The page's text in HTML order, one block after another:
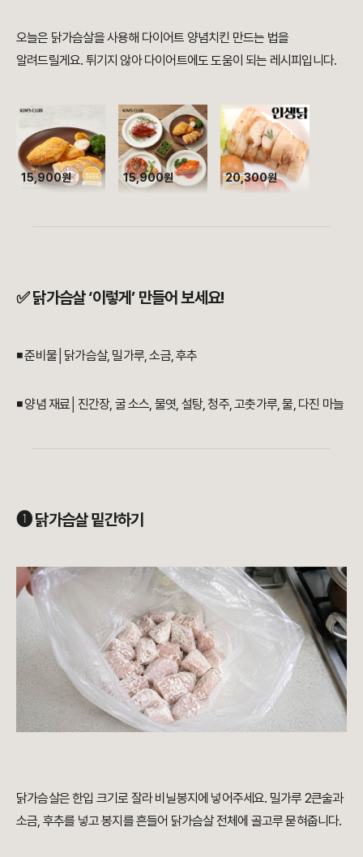
오늘은 닭가슴살을 사용해 다이어트 양념치킨 만드는 법을
알려드릴게요. 튀기지 않아 다이어트에도 도움이 되는 레시피입니다.
15,900원 15,900원 20,300원
✅ 닭가슴살 ‘이렇게’ 만들어 보세요!
◾ 준비물│닭가슴살, 밀가루, 소금, 후추
◾ 양념 재료│진간장, 굴 소스, 물엿, 설탕, 청주, 고춧가루, 물, 다진 마늘
➊ 닭가슴살 밑간하기
닭가슴살은 한입 크기로 잘라 비닐봉지에 넣어주세요. 밀가루 2큰술과
소금, 후추를 넣고 봉지를 흔들어 닭가슴살 전체에 골고루 묻혀줍니다.